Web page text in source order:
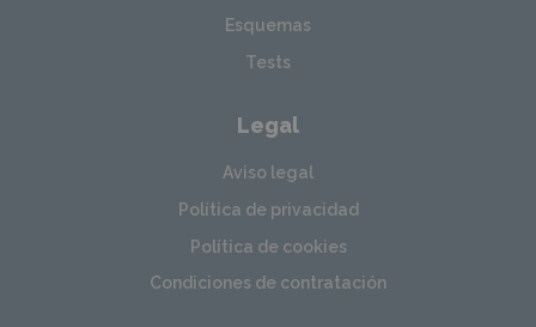
Esquemas
Tests
Legal
Aviso legal
Política de privacidad
Política de cookies
Condiciones de contratación